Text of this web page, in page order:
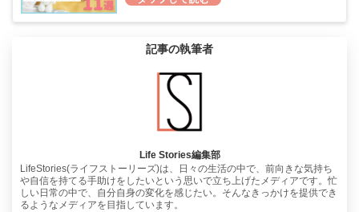
記事の執筆者
Life Stories編集部
LifeStories(ライフストーリーズ)は、日々の生活の中で、前向きな気持ち
や自信を持てる手助けをしたいという思いで立ち上げたメディアです。忙
しい日常の中で、自分自身の変化を感じたい。そんなきっかけを提供でき
るようなメディアを目指しています。